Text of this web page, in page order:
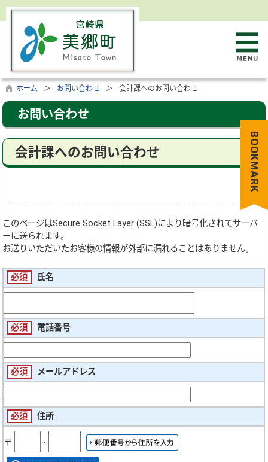
ホーム お問い合わせ 会計課へのお問い合わせ
お問い合わせ
会計課へのお問い合わせ
このページはSecure Socket Layer (SSL)により暗号化されてサーバ
ーに送られます。
お送りいただいたお客様の情報が外部に漏れることはありません。
必須 氏名
必須 電話番号
必須 メールアドレス
必須 住所
〒 ‐
BOOKMARK